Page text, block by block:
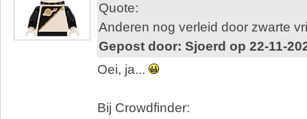
Quote:
Anderen nog verleid door zwarte
Gepost door: Sjoerd op 22-11-
Oei, ja...
Bij Crowdfinder: